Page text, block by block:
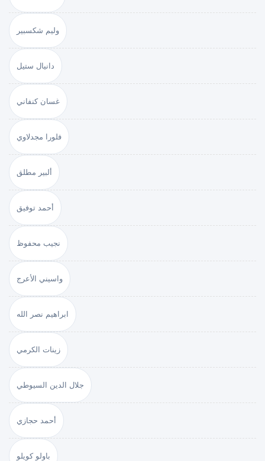
وليم شكسبير
دانيال ستيل
غسان كنفاني
فلورا مجدلاوي
ألبير مطلق
أحمد توفيق
نجيب محفوظ
واسيني الأعرج
ابراهيم نصر الله
زينات الكرمي
جلال الدين السيوطي
أحمد حجازي
باولو كويلو